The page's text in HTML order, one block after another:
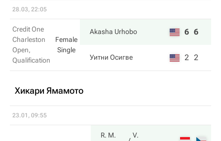
28.03, 22:05
Credit One
Charleston
Open,
Qualification
Female
Single
Akasha Urhobo 6 6
Уитни Осигве 2 2
Хикари Ямамото
23.01, 09:55
R. M.
V.